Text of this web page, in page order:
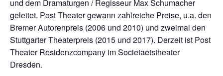
und dem Dramaturgen / Regisseur Max Schumacher
geleitet. Post Theater gewann zahlreiche Preise, u.a. den
Bremer Autorenpreis (2006 und 2010) und zweimal den
Stuttgarter Theaterpreis (2015 und 2017). Derzeit ist Post
Theater Residenzcompany im Societaetstheater
Dresden.